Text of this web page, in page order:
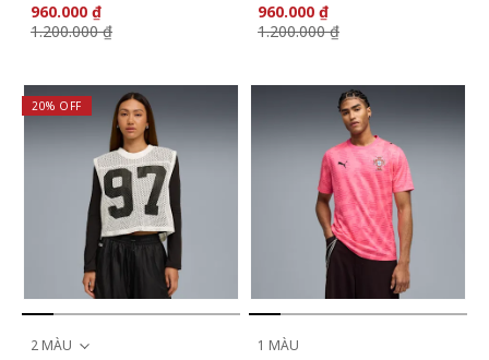
960.000 ₫
1.200.000 ₫
960.000 ₫
1.200.000 ₫
20% OFF
2 MÀU 1 MÀU